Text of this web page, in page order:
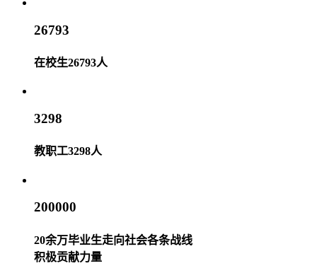
26793
在校生26793人
3298
教职工3298人
200000
20余万毕业生走向社会各条战线
积极贡献力量